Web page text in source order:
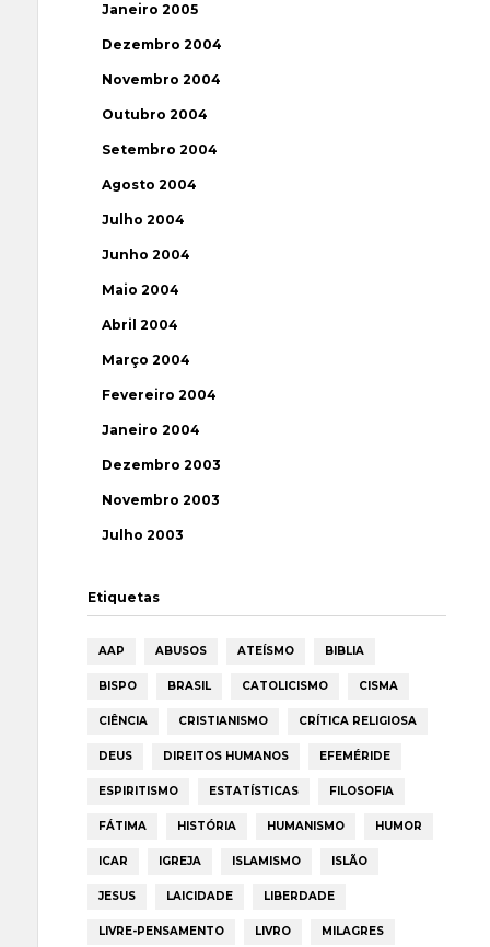
Janeiro 2005
Dezembro 2004
Novembro 2004
Outubro 2004
Setembro 2004
Agosto 2004
Julho 2004
Junho 2004
Maio 2004
Abril 2004
Março 2004
Fevereiro 2004
Janeiro 2004
Dezembro 2003
Novembro 2003
Julho 2003
Etiquetas
AAP ABUSOS ATEÍSMO BIBLIA
BISPO BRASIL CATOLICISMO CISMA
CIÊNCIA CRISTIANISMO CRÍTICA RELIGIOSA
DEUS DIREITOS HUMANOS EFEMÉRIDE
ESPIRITISMO ESTATÍSTICAS FILOSOFIA
FÁTIMA HISTÓRIA HUMANISMO HUMOR
ICAR IGREJA ISLAMISMO ISLÃO
JESUS LAICIDADE LIBERDADE
LIVRE-PENSAMENTO LIVRO MILAGRES